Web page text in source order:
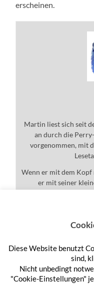
erscheinen.
Martin liest sich seit
an durch die
vorgenommen, mit
Wenn er mit dem
er mit seiner
Anmelden
Diese Website benutzt
sind,
Nicht unbedingt
"Cookie-Einstellungen"